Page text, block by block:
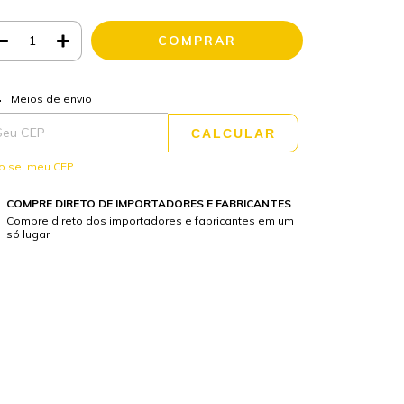
para o CEP:
Meios de envio
CALCULAR
sei meu CEP
COMPRE DIRETO DE IMPORTADORES E FABRICANTES
Compre direto dos importadores e fabricantes em um
só lugar